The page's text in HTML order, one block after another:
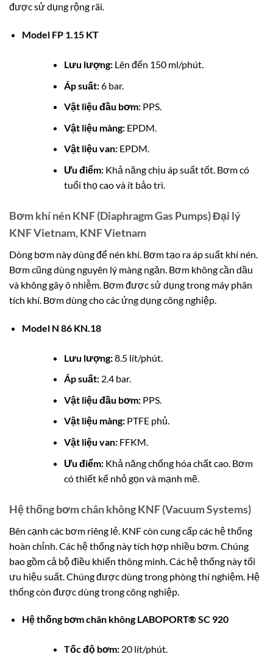
được sử dụng rộng rãi.
Model FP 1.15 KT
Lưu lượng:Lên đến 150 ml/phút.
Áp suất:6 bar.
Vật liệu đầu bơm:PPS.
Vật liệu màng:EPDM.
Vật liệu van:EPDM.
Ưu điểm:Khả năng chịu áp suất tốt. Bơm có
tuổi thọ cao và ít bảo trì.
Bơm khí nén KNF (Diaphragm Gas Pumps) Đại lý
KNF Vietnam, KNF Vietnam
Dòng bơm này dùng để nén khí. Bơm tạo ra áp suất khí nén.
Bơm cũng dùng nguyên lý màng ngăn. Bơm không cần dầu
và không gây ô nhiễm. Bơm được sử dụng trong máy phân
tích khí. Bơm dùng cho các ứng dụng công nghiệp.
Model N 86 KN.18
Lưu lượng:8.5 lít/phút.
Áp suất:2.4 bar.
Vật liệu đầu bơm:PPS.
Vật liệu màng:PTFE phủ.
Vật liệu van:FFKM.
Ưu điểm:Khả năng chống hóa chất cao. Bơm
có thiết kế nhỏ gọn và mạnh mẽ.
Hệ thống bơm chân không KNF (Vacuum Systems)
Bên cạnh các bơm riêng lẻ. KNF còn cung cấp các hệ thống
hoàn chỉnh. Các hệ thống này tích hợp nhiều bơm. Chúng
bao gồm cả bộ điều khiển thông minh. Các hệ thống này tối
ưu hiệu suất. Chúng được dùng trong phòng thí nghiệm. Hệ
thống còn được dùng trong công nghiệp.
Hệ thống bơm chân không LABOPORT® SC 920
Tốc độ bơm:20 lít/phút.